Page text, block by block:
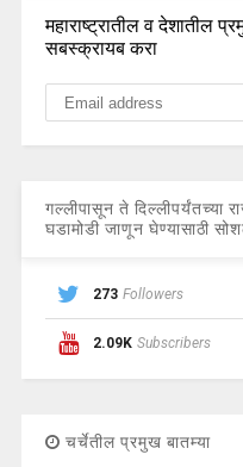
महाराष्ट्रातील व देशातील
सबस्क्रायब करा
गल्लीपासून ते दिल्लीपर्यंतच्या
घडामोडी जाणून घेण्यासाठी
273 Followers
2.09K Subscribers
चर्चेतील प्रमुख बातम्या